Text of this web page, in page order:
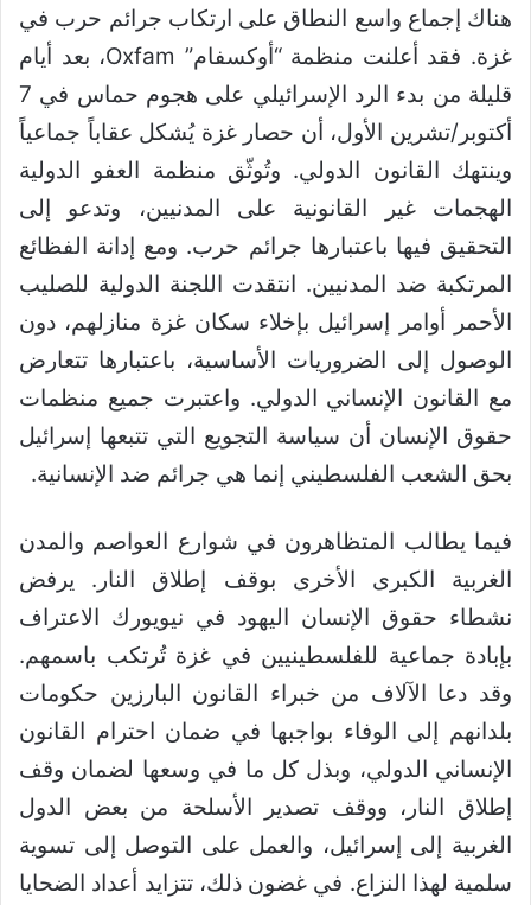
هناك إجماع واسع النطاق على ارتكاب جرائم حرب في
غزة. فقد أعلنت منظمة “أوكسفام” Oxfam، بعد أيام
قليلة من بدء الرد الإسرائيلي على هجوم حماس في 7
أكتوبر/تشرين الأول، أن حصار غزة يُشكل عقاباً جماعياً
وينتهك القانون الدولي. وتُوثّق منظمة العفو الدولية
الهجمات غير القانونية على المدنيين، وتدعو إلى
التحقيق فيها باعتبارها جرائم حرب. ومع إدانة الفظائع
المرتكبة ضد المدنيين. انتقدت اللجنة الدولية للصليب
الأحمر أوامر إسرائيل بإخلاء سكان غزة منازلهم، دون
الوصول إلى الضروريات الأساسية، باعتبارها تتعارض
مع القانون الإنساني الدولي. واعتبرت جميع منظمات
حقوق الإنسان أن سياسة التجويع التي تتبعها إسرائيل
بحق الشعب الفلسطيني إنما هي جرائم ضد الإنسانية.
فيما يطالب المتظاهرون في شوارع العواصم والمدن
الغربية الكبرى الأخرى بوقف إطلاق النار. يرفض
نشطاء حقوق الإنسان اليهود في نيويورك الاعتراف
بإبادة جماعية للفلسطينيين في غزة تُرتكب باسمهم.
وقد دعا الآلاف من خبراء القانون البارزين حكومات
بلدانهم إلى الوفاء بواجبها في ضمان احترام القانون
الإنساني الدولي، وبذل كل ما في وسعها لضمان وقف
إطلاق النار، ووقف تصدير الأسلحة من بعض الدول
الغربية إلى إسرائيل، والعمل على التوصل إلى تسوية
سلمية لهذا النزاع. في غضون ذلك، تتزايد أعداد الضحايا